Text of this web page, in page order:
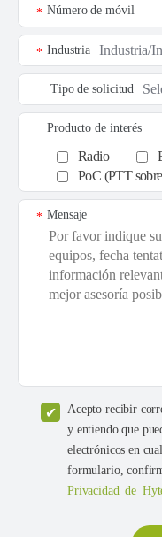
Número de móvil
*
Industria
*
Tipo de solicitud
Producto de interés
Radio
PoC (PTT
Mensaje
*
Acepto recibir
y entiendo que
electrónicos en
formulario,
Privacidad de